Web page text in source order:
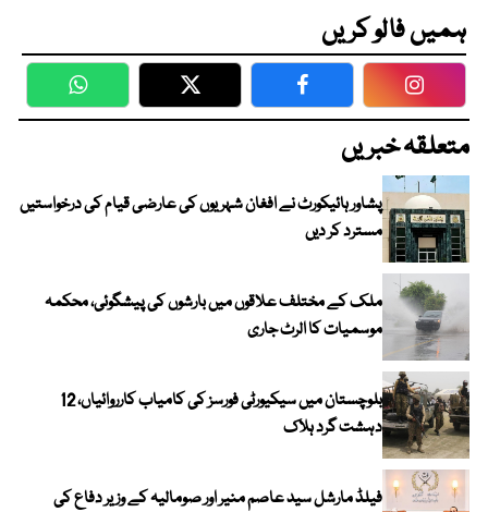
ہمیں فالو کریں
WhatsApp Twitter Facebook
متعلقہ خبریں
پشاور ہائیکورٹ نے افغان شہریوں کی عارضی قیام کی درخواستیں
مسترد کر دیں
ملک کے مختلف علاقوں میں بارشوں کی پیشگوئی، محکمہ
موسمیات کا الرٹ جاری
بلوچستان میں سیکیورٹی فورسز کی کامیاب کارروائیاں، 12
دہشت گرد ہلاک
فیلڈ مارشل سید عاصم منیر اور صومالیہ کے وزیر دفاع کی